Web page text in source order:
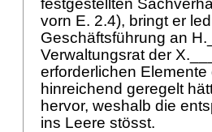
festgestellten
vorn E. 2.4), bringt er
Geschäftsführung an
Verwaltungsrat der
erforderlichen
hinreichend geregelt
hervor, weshalb die
ins Leere stösst.